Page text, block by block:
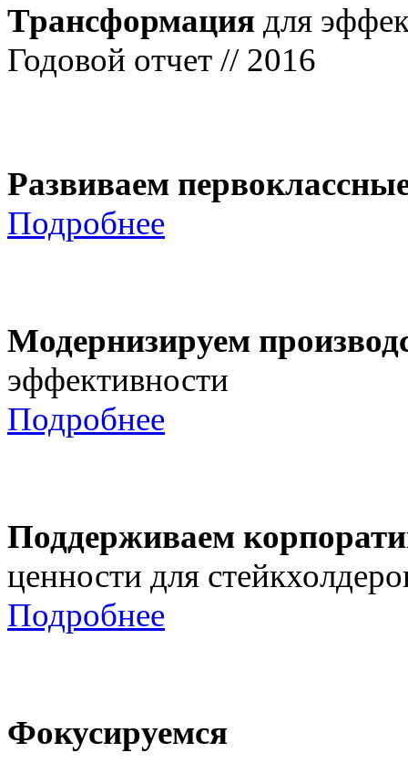
Трансформация для
Годовой отчет // 2016
Развиваем
Подробнее
Модернизируем
эффективности
Подробнее
Поддерживаем
ценности для
Подробнее
Фокусируемся